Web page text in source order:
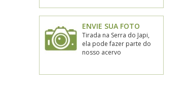
ENVIE SUA FOTO
Tirada na Serra do Japi,
ela pode fazer parte do
nosso acervo